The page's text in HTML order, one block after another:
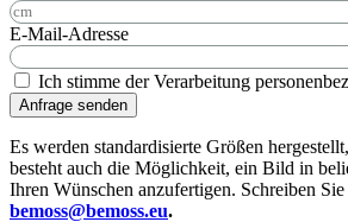
E-Mail-Adresse
Ich stimme der Verarbeitung
Anfrage senden
Es werden standardisierte Größen
besteht auch die Möglichkeit, ein Bild in
Ihren Wünschen anzufertigen. Schreiben
bemoss@bemoss.eu.